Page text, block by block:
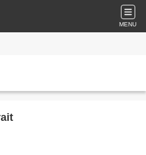
MENU